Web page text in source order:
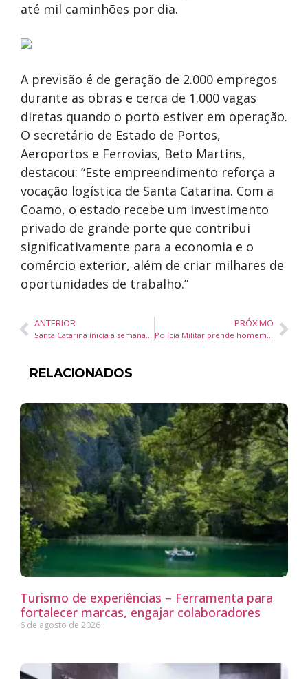
até mil caminhões por dia.
A previsão é de geração de 2.000 empregos
durante as obras e cerca de 1.000 vagas
diretas quando o porto estiver em operação.
O secretário de Estado de Portos,
Aeroportos e Ferrovias, Beto Martins,
destacou: “Este empreendimento reforça a
vocação logística de Santa Catarina. Com a
Coamo, o estado recebe um investimento
privado de grande porte que contribui
significativamente para a economia e o
comércio exterior, além de criar milhares de
oportunidades de trabalho.”
ANTERIOR
Santa Catarina inicia a semana com 9.973 vagas de emprego abertas pelo Sine
PRÓXIMO
Polícia Militar prende homem por tráfico de drogas em Balneário Camboriú
RELACIONADOS
Turismo de experiências – Ferramenta para
fortalecer marcas, engajar colaboradores
6 de agosto de 2026